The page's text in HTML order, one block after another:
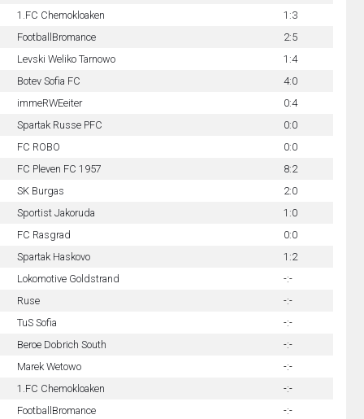
1.FC Chemokloaken
1:3
FootballBromance
2:5
Levski Weliko Tarnowo
1:4
Botev Sofia FC
4:0
immeRWEeiter
0:4
Spartak Russe PFC
0:0
FC ROBO
0:0
FC Pleven FC 1957
8:2
SK Burgas
2:0
Sportist Jakoruda
1:0
FC Rasgrad
0:0
Spartak Haskovo
1:2
Lokomotive Goldstrand
-:-
Ruse
-:-
TuS Sofia
-:-
Beroe Dobrich South
-:-
Marek Wetowo
-:-
1.FC Chemokloaken
-:-
FootballBromance
-:-